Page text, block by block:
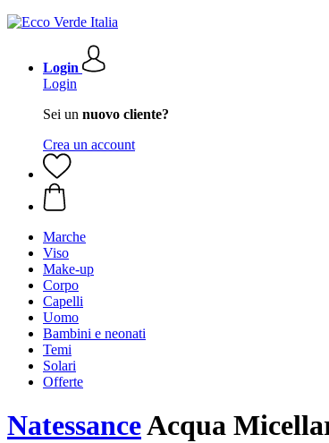
Login
Login
Sei un nuovo cliente?
Crea un account
Marche
Viso
Make-up
Corpo
Capelli
Uomo
Bambini e neonati
Temi
Solari
Offerte
NatessanceAcqua